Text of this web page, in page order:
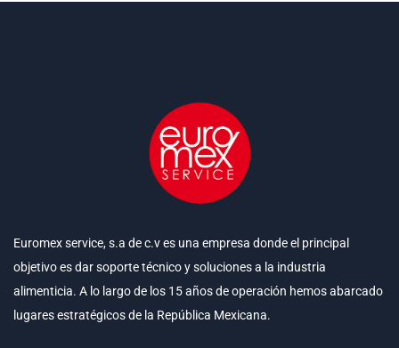
Euromex service, s.a de c.v es una empresa donde el principal
objetivo es dar soporte técnico y soluciones a la industria
alimenticia. A lo largo de los 15 años de operación hemos abarcado
lugares estratégicos de la República Mexicana.